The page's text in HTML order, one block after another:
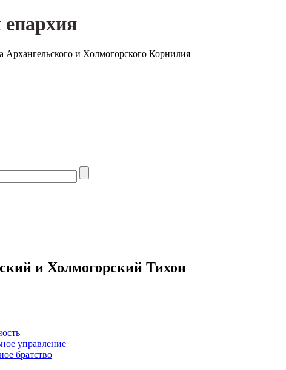
епархия
и Холмогорского Корнилия
и Холмогорский Тихон
управление
братство